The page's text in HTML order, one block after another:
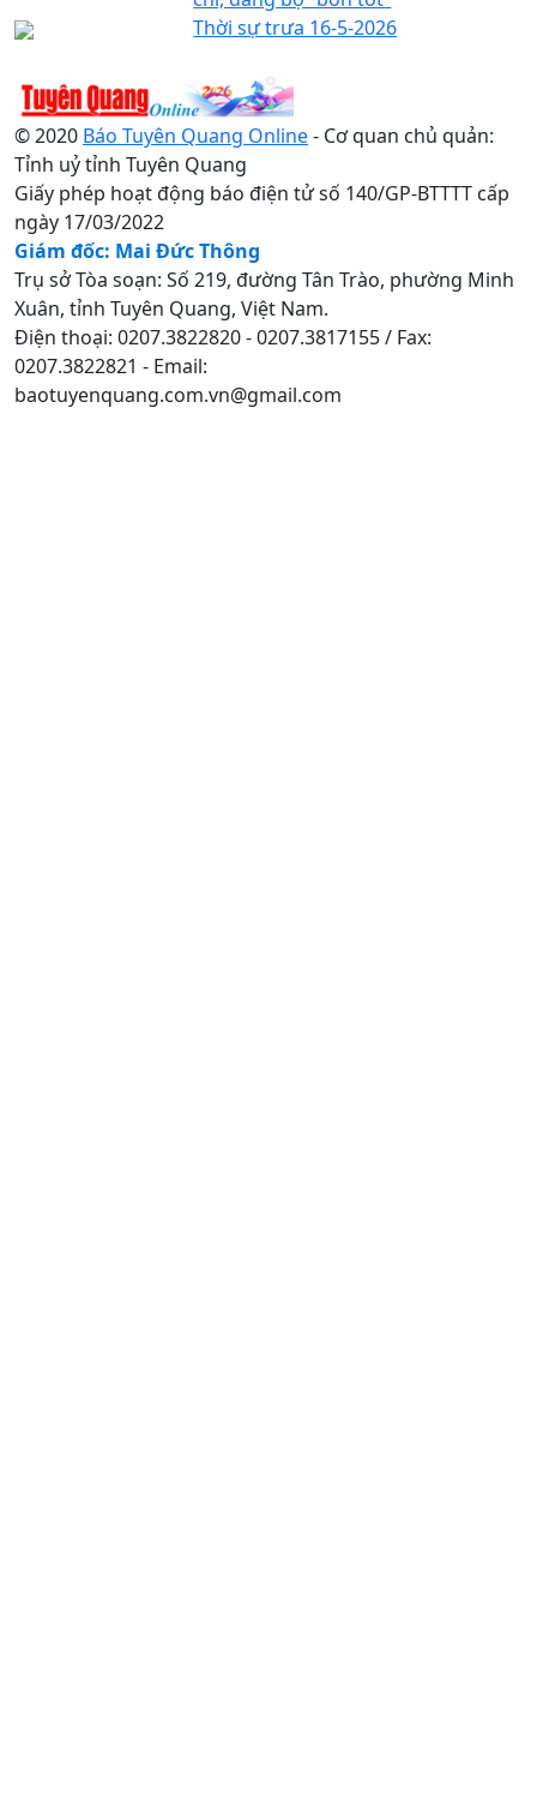
Thời sự trưa 16-5-2026
© 2020 Báo Tuyên Quang Online- Cơ quan chủ quản:
Tỉnh uỷ tỉnh Tuyên Quang
Giấy phép hoạt động báo điện tử số 140/GP-BTTTT cấp
ngày 17/03/2022
Giám đốc: Mai Đức Thông
Trụ sở Tòa soạn: Số 219, đường Tân Trào, phường Minh
Xuân, tỉnh Tuyên Quang, Việt Nam.
Điện thoại: 0207.3822820 - 0207.3817155 / Fax:
0207.3822821 - Email:
baotuyenquang.com.vn@gmail.com